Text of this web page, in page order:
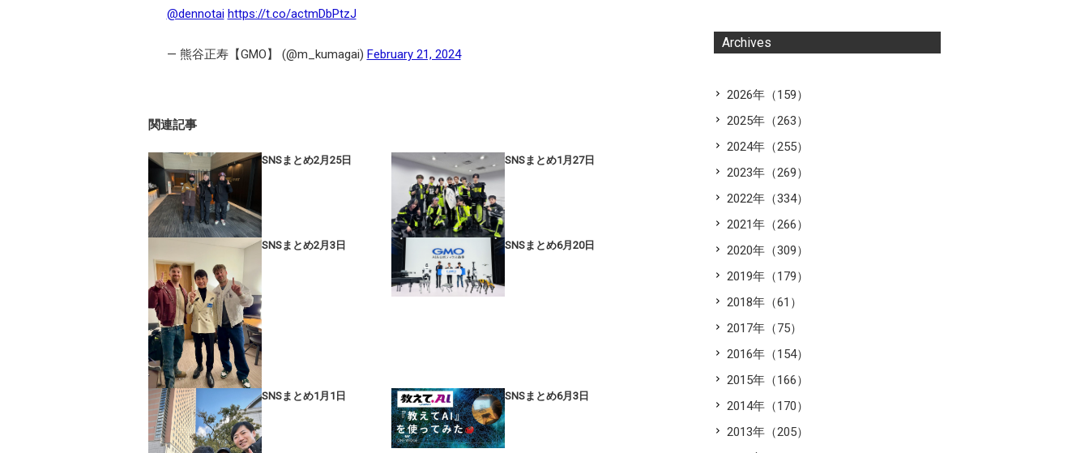
@dennotai https://t.co/actmDbPtzJ
— 熊谷正寿【GMO】 (@m_kumagai) February 21, 2024
関連記事
SNSまとめ2月25日 SNSまとめ1月27日
SNSまとめ2月3日 SNSまとめ6月20日
SNSまとめ1月1日 SNSまとめ6月3日
Archives
2026年（159）
2025年（263）
2024年（255）
2023年（269）
2022年（334）
2021年（266）
2020年（309）
2019年（179）
2018年（61）
2017年（75）
2016年（154）
2015年（166）
2014年（170）
2013年（205）